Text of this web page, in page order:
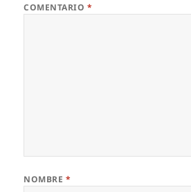
COMENTARIO *
NOMBRE *